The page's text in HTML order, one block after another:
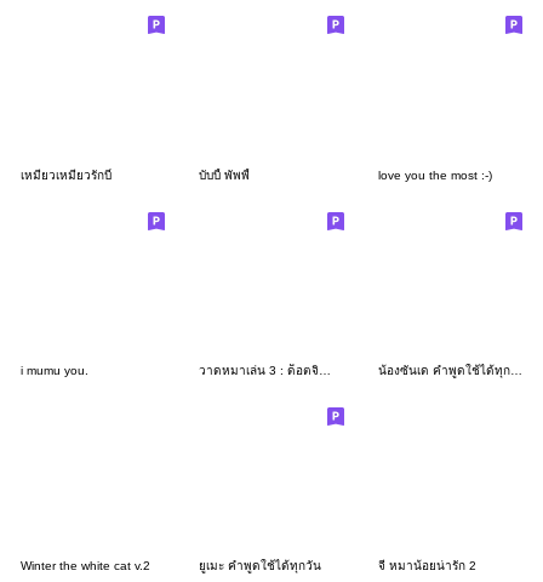
เหมียวเหมียวรักบี๋ บับบี้ พัพพี้ love you the most :-)
i mumu you. น้องซันเด คำพูดใช้ได้ทุกวัน (2)
Winter the white cat v.2 ยูเมะ คำพูดใช้ได้ทุกวัน จี หมาน้อยน่ารัก 2